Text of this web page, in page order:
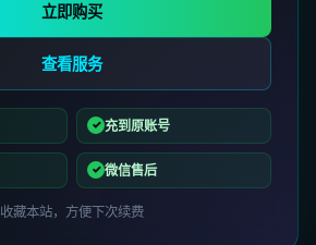
立即购买
查看服务
充到原账号
微信售后
收藏本站，方便下次续费